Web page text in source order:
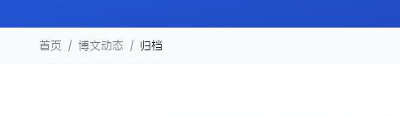
首页 / 博文动态 / 归档